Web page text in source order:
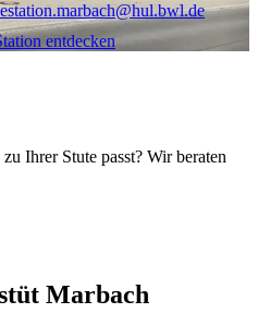
entdecken
zu Ihrer Stute passt? Wir beraten
Marbach